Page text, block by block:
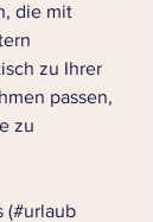
die mit
zu Ihrer
passen,
zu
(#urlaub